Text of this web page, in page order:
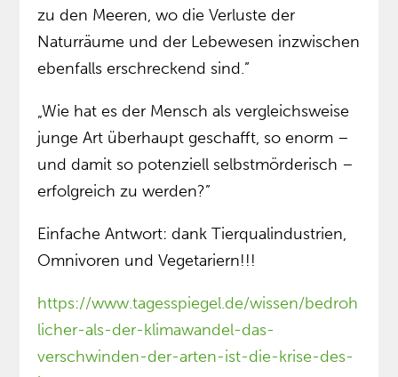
zu den Meeren, wo die Verluste der
Naturräume und der Lebewesen inzwischen
ebenfalls erschreckend sind.”
„Wie hat es der Mensch als vergleichsweise
junge Art überhaupt geschafft, so enorm –
und damit so potenziell selbstmörderisch –
erfolgreich zu werden?”
Einfache Antwort: dank Tierqualindustrien,
Omnivoren und Vegetariern!!!
https://www.tagesspiegel.de/wissen/bedroh
licher-als-der-klimawandel-das-
verschwinden-der-arten-ist-die-krise-des-